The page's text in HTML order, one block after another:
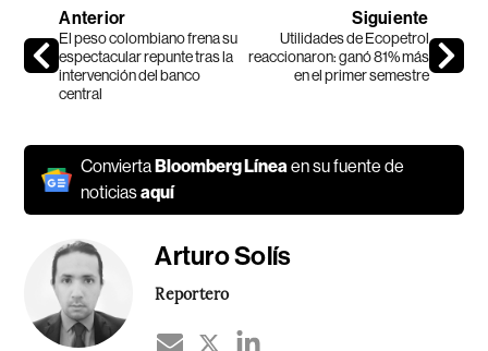
Anterior
El peso colombiano frena su
espectacular repunte tras la
intervención del banco
central
Siguiente
Utilidades de Ecopetrol
reaccionaron: ganó 81% más
en el primer semestre
ConviertaBloomberg Líneaen su fuente de
noticiasaquí
Arturo Solís
Reportero